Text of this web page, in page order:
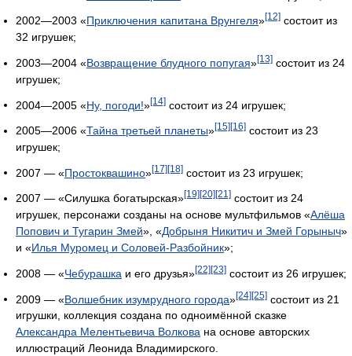
2002—2003 «Приключения капитана Врунгеля»[12] состоит из
32 игрушек;
2003—2004 «Возвращение блудного попугая»[13] состоит из 24
игрушек;
2004—2005 «Ну, погоди!»[14] состоит из 24 игрушек;
2005—2006 «Тайна третьей планеты»[15] [16] состоит из 23
игрушек;
2007 — «Простоквашино»[17][18] состоит из 23 игрушек;
2007 — «Силушка богатырская»[19] [20] [21] состоит из 24
игрушек, персонажи созданы на основе мультфильмов «Алёша
Попович и Тугарин Змей», «Добрыня Никитич и Змей Горыныч»
и «Илья Муромец и Соловей-Разбойник»;
2008 — «Чебурашка и его друзья»[22] [23] состоит из 26 игрушек;
2009 — «Волшебник изумрудного города»[24][25] состоит из 21
игрушки, коллекция создана по одноимённой сказке
Александра Мелентьевича Волкова на основе авторских
иллюстраций Леонида Владимирского.